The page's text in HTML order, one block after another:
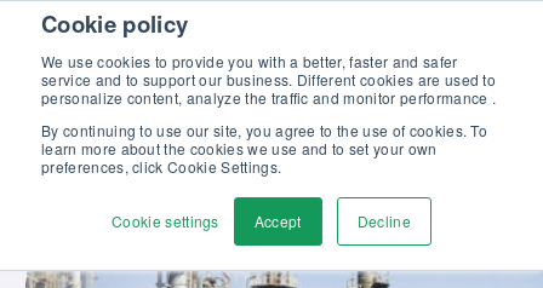
Cookie policy
We use cookies to provide you with a better, faster and safer
service and to support our business. Different cookies are used to
personalize content, analyze the traffic and monitor performance .
By continuing to use our site, you agree to the use of cookies. To
learn more about the cookies we use and to set your own
preferences, click Cookie Settings.
Cookie settings Accept Decline
Skip to content
Kalibriergrundlagen Druck (eBook) – jetzt kostenlos herunterladen!
Kontaktieren